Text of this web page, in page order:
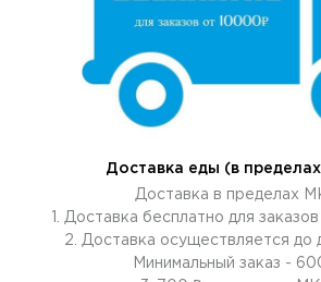
Доставка еды (в
Доставка в пределах
1. Доставка бесплатно для
2. Доставка осуществляется до
Минимальный заказ -